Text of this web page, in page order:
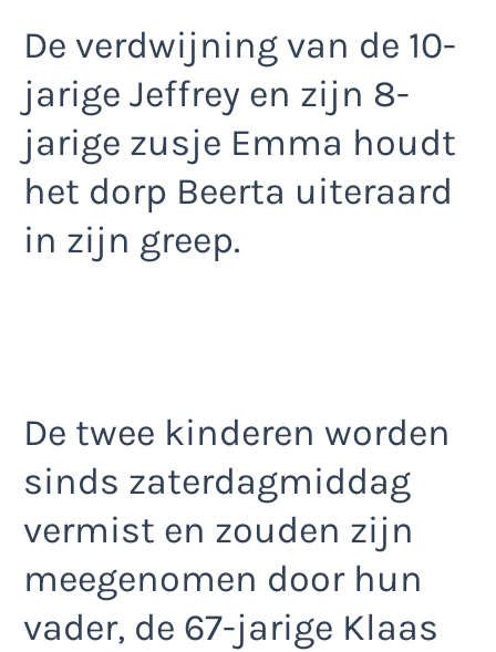
De verdwijning van de 10-
jarige Jeffrey en zijn 8-
jarige zusje Emma houdt
het dorp Beerta uiteraard
in zijn greep.
De twee kinderen worden
sinds zaterdagmiddag
vermist en zouden zijn
meegenomen door hun
vader, de 67-jarige Klaas